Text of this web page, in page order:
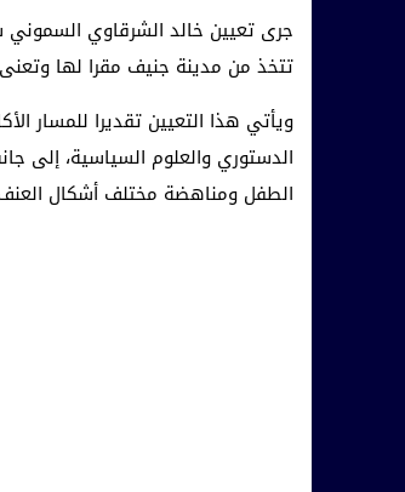
جرى تعيين خالد الشرقاوي
تتخذ من مدينة جنيف مقرا لها
ويأتي هذا التعيين تقديرا للمسار
الدستوري والعلوم السياسية، إلى
الطفل ومناهضة مختلف أشكال العنف